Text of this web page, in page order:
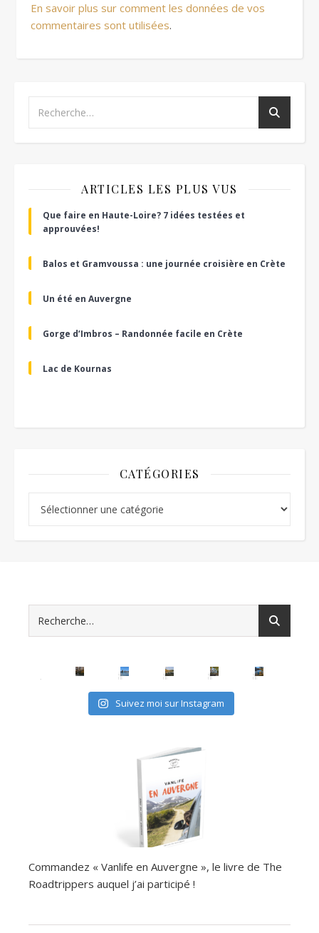
En savoir plus sur comment les données de vos
commentaires sont utilisées.
ARTICLES LES PLUS VUS
Que faire en Haute-Loire? 7 idées testées et
approuvées!
Balos et Gramvoussa : une journée croisière en Crète
Un été en Auvergne
Gorge d’Imbros – Randonnée facile en Crète
Lac de Kournas
CATÉGORIES
Suivez moi sur Instagram
Commandez « Vanlife en Auvergne », le livre de The
Roadtrippers auquel j’ai participé !